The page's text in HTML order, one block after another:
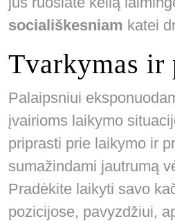
sociališkesniam katei
Tvarkymas ir
Palaipsniui
įvairioms laikymo
priprasti prie laikymo ir
sumažindami jautrumą
Pradėkite laikyti savo
pozicijose, pavyzdžiui,